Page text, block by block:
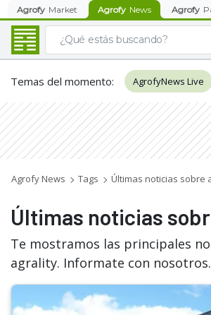
Agrofy Market Agrofy News Agrofy
Temas del momento: AgrofyNews Live
Agrofy News Tags Últimas noticias sobre
Últimas noticias
Te mostramos las principales
agrality. Informate con nosotros.